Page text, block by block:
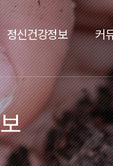
정신건강정보 커